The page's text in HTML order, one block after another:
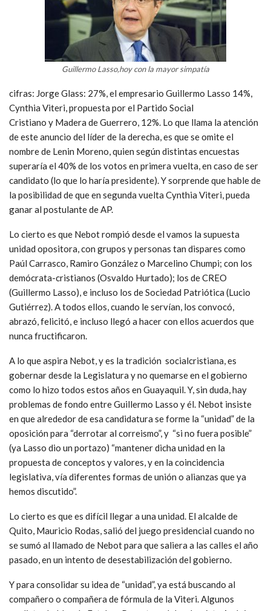
Guillermo Lasso,hoy con la mayor simpatía
cifras: Jorge Glass: 27%, el empresario Guillermo Lasso 14%,
Cynthia Viteri, propuesta por el Partido Social
Cristiano y Madera de Guerrero, 12%. Lo que llama la atención
de este anuncio del líder de la derecha, es que se omite el
nombre de Lenin Moreno, quien según distintas encuestas
superaría el 40% de los votos en primera vuelta, en caso de ser
candidato (lo que lo haría presidente). Y sorprende que hable de
la posibilidad de que en segunda vuelta Cynthia Viteri, pueda
ganar al postulante de AP.
Lo cierto es que Nebot rompió desde el vamos la supuesta
unidad opositora, con grupos y personas tan dispares como
Paúl Carrasco, Ramiro González o Marcelino Chumpi; con los
demócrata-cristianos (Osvaldo Hurtado); los de CREO
(Guillermo Lasso), e incluso los de Sociedad Patriótica (Lucio
Gutiérrez). A todos ellos, cuando le servían, los convocó,
abrazó, felicitó, e incluso llegó a hacer con ellos acuerdos que
nunca fructificaron.
A lo que aspira Nebot, y es la tradición socialcristiana, es
gobernar desde la Legislatura y no quemarse en el gobierno
como lo hizo todos estos años en Guayaquil. Y, sin duda, hay
problemas de fondo entre Guillermo Lasso y él. Nebot insiste
en que alrededor de esa candidatura se forme la “unidad” de la
oposición para “derrotar al correismo”, y “si no fuera posible”
(ya Lasso dio un portazo) “mantener dicha unidad en la
propuesta de conceptos y valores, y en la coincidencia
legislativa, vía diferentes formas de unión o alianzas que ya
hemos discutido”.
Lo cierto es que es difícil llegar a una unidad. El alcalde de
Quito, Mauricio Rodas, salió del juego presidencial cuando no
se sumó al llamado de Nebot para que saliera a las calles el año
pasado, en un intento de desestabilización del gobierno.
Y para consolidar su idea de “unidad”, ya está buscando al
compañero o compañera de fórmula de la Viteri. Algunos